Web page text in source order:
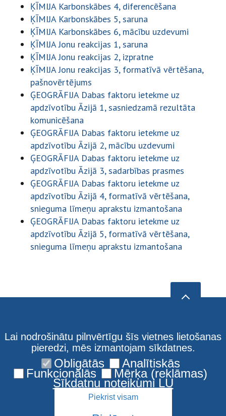
ĶĪMIJA Karbonskābes 4, diferencēšana
ĶĪMIJA Karbonskābes 5, saruna
ĶĪMIJA Karbonskābes 6, mācību uzdevumi
ĶĪMIJA Jonu reakcijas 1, saruna
ĶĪMIJA Jonu reakcijas 2, izpratne
ĶĪMIJA Jonu reakcijas 3, formatīvā vērtēšana,
pašnovērtējums
ĢEOGRĀFIJA Dabas faktoru ietekme uz
apdzīvotību Āzijā 1, sasniedzamā rezultāta
komunicēšana
ĢEOGRĀFIJA Dabas faktoru ietekme uz
apdzīvotību Āzijā 2, mācību uzdevumi
ĢEOGRĀFIJA Dabas faktoru ietekme uz
apdzīvotību Āzijā 3, sadarbības prasmes
ĢEOGRĀFIJA Dabas faktoru ietekme uz
apdzīvotību Āzijā 4, formatīvā vērtēšana,
snieguma līmeņu aprakstu izmantošana
ĢEOGRĀFIJA Dabas faktoru ietekme uz
apdzīvotību Āzijā 5, formatīvā vērtēšana,
snieguma līmeņu aprakstu izmantošana
Lai nodrošinātu pilnvērtīgu šīs vietnes lietošanas
pieredzi, mēs izmantojam sīkdatnes.
Obligātās Analītiskās
Funkcionālās Mērķa (reklāmas)
Sīkdatņu noteikumi LU
Piekrist visam